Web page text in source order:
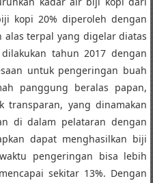
kopi 20% diperoleh dengan
terpal yang digelar diatas
dilakukan tahun 2017 dengan
untuk pengeringan buah
panggung beralas papan,
transparan, yang dinamakan
di dalam pelataran dengan
dapat menghasilkan biji
pengeringan bisa lebih
sekitar 13%. Dengan